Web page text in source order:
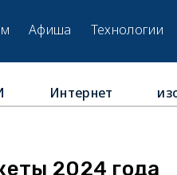
Афиша Технологии
Интернет
2024 года